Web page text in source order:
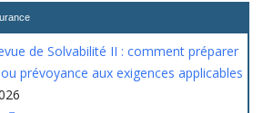
de Solvabilité II : comment préparer
prévoyance aux exigences applicables